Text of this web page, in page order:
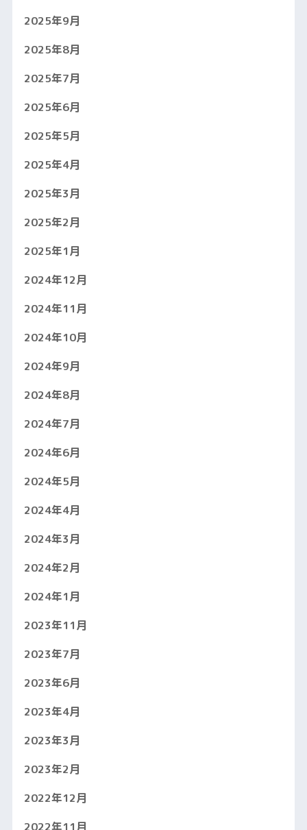
2025年9月
2025年8月
2025年7月
2025年6月
2025年5月
2025年4月
2025年3月
2025年2月
2025年1月
2024年12月
2024年11月
2024年10月
2024年9月
2024年8月
2024年7月
2024年6月
2024年5月
2024年4月
2024年3月
2024年2月
2024年1月
2023年11月
2023年7月
2023年6月
2023年4月
2023年3月
2023年2月
2022年12月
2022年11月